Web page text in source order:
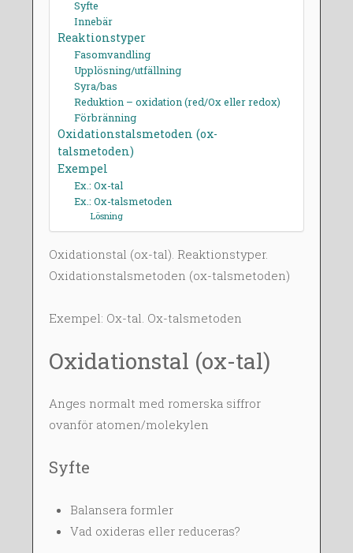
M
Syfte
Innebär
Reaktionstyper
Fasomvandling
Upplösning/utfällning
Syra/bas
Reduktion – oxidation (red/Ox eller redox)
Förbränning
Oxidationstalsmetoden (ox-
talsmetoden)
Exempel
Ex.: Ox-tal
Ex.: Ox-talsmetoden
Lösning
Oxidationstal (ox-tal). Reaktionstyper.
Oxidationstalsmetoden (ox-talsmetoden)
Exempel: Ox-tal. Ox-talsmetoden
Oxidationstal (ox-tal)
Anges normalt med romerska siffror
ovanför atomen/molekylen
Syfte
Balansera formler
Vad oxideras eller reduceras?